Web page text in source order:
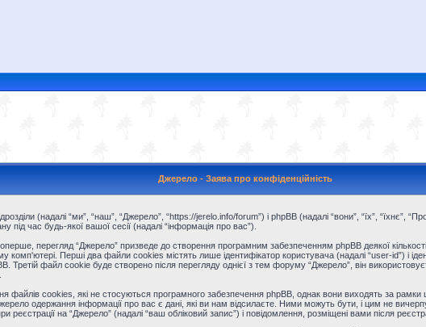
Джерело - Заява про конфіденційність
(надалі “ми”, “наш”, “Джерело”, “https://jerelo.info/forum”) і phpBB (надалі “вони”, “їх”, “їхнє”,
час будь-якої вашої сесії (надалі “інформація про вас”).
перегляд “Джерело” призведе до створення програмним забезпеченням phpBB деякої
Перші два файли cookies містять лише ідентифікатор користувача (надалі “user-id”) і
файл cookie буде створено після перегляду однієї з тем форуму “Джерело”, він
файлів cookies, які не стосуються програмного забезпечення phpBB, однак вони виходять за рамки
одержання інформації про вас є дані, які ви нам відсилаєте. Ними можуть бути, і цим не
реєстрації на “Джерело” (надалі “ваш обліковий запис”) і повідомлення, розміщені вами після